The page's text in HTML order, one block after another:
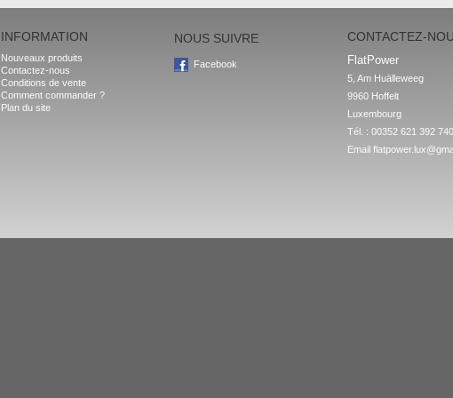
INFORMATION
Nouveaux produits
Contactez-nous
Conditions de vente
Comment commander ?
Plan du site
NOUS SUIVRE
Facebook
CONTACTEZ-
FlatPower
5, Am Huälleweeg
9960 Hoffelt
Luxembourg
Tél. : 00352 621 392 740
Email